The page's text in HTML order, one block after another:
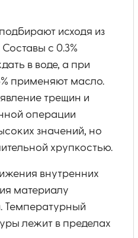
исходя из
с 0.3%
в воде, а при
применяют масло.
трещин и
операции
значений, но
хрупкостью.
внутренних
материалу
Температурный
лежит в пределах